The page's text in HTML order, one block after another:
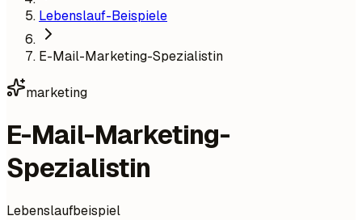
Lebenslauf-Beispiele
E-Mail-Marketing-Spezialistin
marketing
E-Mail-Marketing-
Spezialistin
Lebenslaufbeispiel